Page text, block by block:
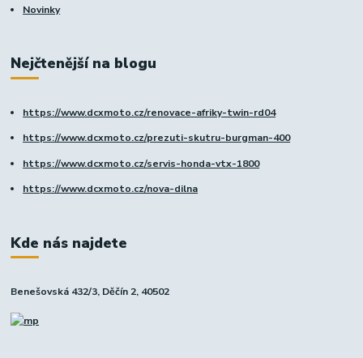
Novinky
Nejčtenější na blogu
https://www.dcxmoto.cz/renovace-afriky-twin-rd04
https://www.dcxmoto.cz/prezuti-skutru-burgman-400
https://www.dcxmoto.cz/servis-honda-vtx-1800
https://www.dcxmoto.cz/nova-dilna
Kde nás najdete
Benešovská 432/3, Děčín 2, 40502